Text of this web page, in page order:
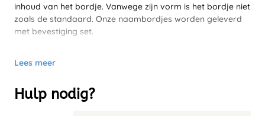
inhoud van het bordje. Vanwege zijn vorm is het bordje niet
zoals de standaard. Onze naambordjes worden geleverd
met bevestiging set.
Lees meer
Hulp nodig?